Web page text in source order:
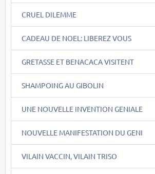
CRUEL DILEMME
CADEAU DE NOEL: LIBEREZ VOUS
GRETASSE ET BENACACA VISITENT
SHAMPOING AU GIBOLIN
UNE NOUVELLE INVENTION GENIALE
NOUVELLE MANIFESTATION DU GENI
VILAIN VACCIN, VILAIN TRISO